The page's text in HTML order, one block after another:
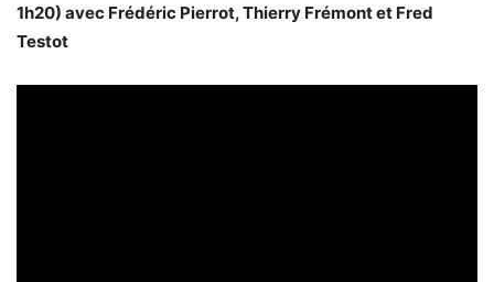
1h20) avec Frédéric Pierrot, Thierry Frémont et Fred
Testot